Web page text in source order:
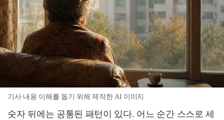
기사 내용 이해를 돕기 위해 제작한 AI 이미지
숫자 뒤에는 공통된 패턴이 있다. 어느 순간 스스로 세